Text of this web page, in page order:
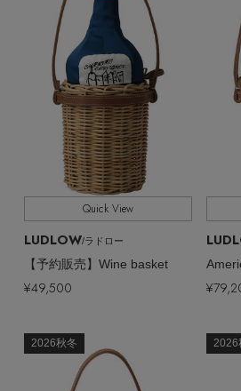
【ペプラム】トレンドシルエ
『ELLE』最新号掲載
【ジュエリー】シルバーでク
スカート
ジャケット
ニット
コート
ルームウェア・パジャマ
フラットシューズ
レインシューズ
ブーツ
トートバッグ
ハンドバッグ
財布・小物
ボディバッグ・ウェストポーチ
クラッチバッグ
スーツケース
帽子・イヤーマフ
ヘアアクセサリー
スマートフォンケース・タブ
アイウェア
ベルト
グローブ
レッグウェア
ピアス・イヤリング
ネックレス
バングル・ブレスレット
リング
コサージュ・ブローチ
アンクレット
チャーム
すべてのランジェリー
ランジェリー
インナー
スポーツ
すべてのスポーツ
ウェア
シューズ
バッグ・小物
CONTENTS
特集一覧
NEW IN BRAND
BRAND NEWS
販売状況
価格
Quick View
LUDLOW/ラドロー
【予約販売】Wine basket
¥49,500
2026秋冬 2026